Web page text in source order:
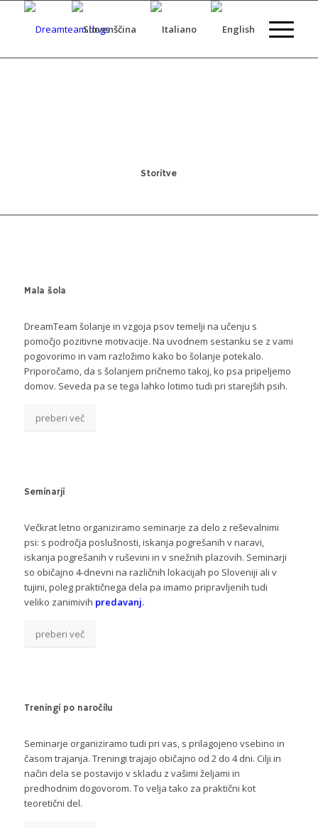
Storitve
Mala šola
DreamTeam šolanje in vzgoja psov temelji na učenju s
pomočjo pozitivne motivacije. Na uvodnem sestanku se z vami
pogovorimo in vam razložimo kako bo šolanje potekalo.
Priporočamo, da s šolanjem pričnemo takoj, ko psa pripeljemo
domov. Seveda pa se tega lahko lotimo tudi pri starejših psih.
preberi več
Seminarji
Večkrat letno organiziramo seminarje za delo z reševalnimi
psi: s področja poslušnosti, iskanja pogrešanih v naravi,
iskanja pogrešanih v ruševini in v snežnih plazovih. Seminarji
so običajno 4-dnevni na različnih lokacijah po Sloveniji ali v
tujini, poleg praktičnega dela pa imamo pripravljenih tudi
veliko zanimivih predavanj.
preberi več
Treningi po naročilu
Seminarje organiziramo tudi pri vas, s prilagojeno vsebino in
časom trajanja. Treningi trajajo običajno od 2 do 4 dni. Cilji in
način dela se postavijo v skladu z vašimi željami in
predhodnim dogovorom. To velja tako za praktični kot
teoretični del.